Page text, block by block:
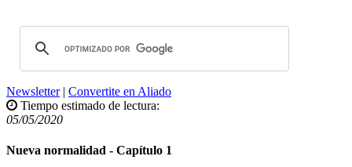
Newsletter| Convertite en Aliado
Tiempo estimado de lectura:
05/05/2020
Nueva normalidad - Capítulo 1